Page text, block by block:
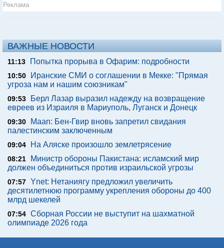
Реклама
ВАЖНЫЕ НОВОСТИ
11:13 Попытка прорыва в Офарим: подробности
10:50
Иранские СМИ о соглашении в Мекке: "Прямая
угроза нам и нашим союзникам"
09:53
Берл Лазар выразил надежду на возвращение
евреев из Израиля в Мариуполь, Луганск и Донецк
09:30
Maan: Бен-Гвир вновь запретил свидания
палестинским заключенным
09:04 На Аляске произошло землетрясение
08:21
Министр обороны Пакистана: исламский мир
должен объединиться против израильской угрозы
07:57 Ynet: Нетаниягу предложил увеличить
десятилетнюю программу укрепления обороны до 400
млрд шекелей
07:54 Сборная России не выступит на шахматной
олимпиаде 2026 года